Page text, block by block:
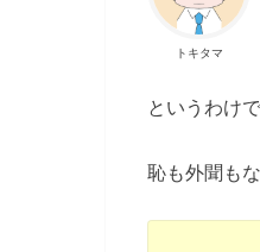
トキタマ
というわけ
恥も外聞も